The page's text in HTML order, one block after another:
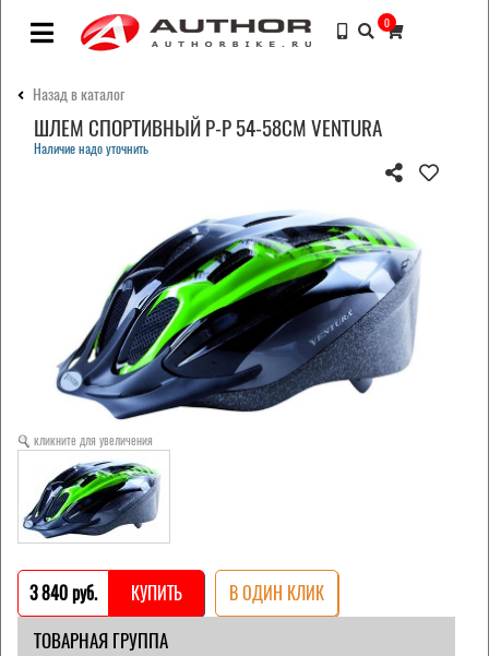
0
Назад в каталог
ШЛЕМ СПОРТИВНЫЙ Р-Р 54-58СМ VENTURA
Наличие надо уточнить
кликните для увеличения
3 840 pуб. КУПИТЬ В ОДИН КЛИК
ТОВАРНАЯ ГРУППА